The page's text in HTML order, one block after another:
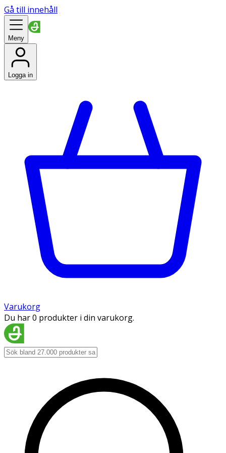
Gå till innehåll
Meny
Logga in
Varukorg
Du har 0 produkter i din varukorg.